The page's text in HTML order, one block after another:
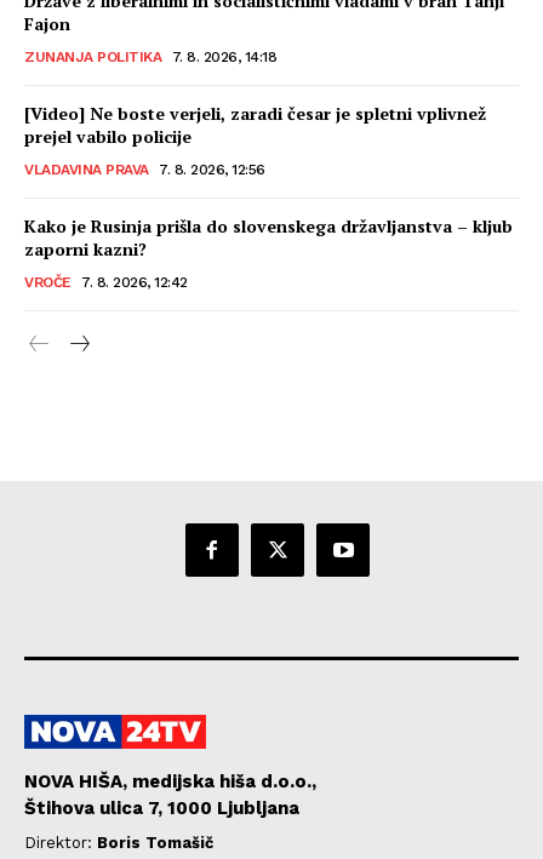
Fajon
ZUNANJA POLITIKA 7. 8. 2026, 14:18
[Video] Ne boste verjeli, zaradi česar je spletni vplivnež
prejel vabilo policije
VLADAVINA PRAVA 7. 8. 2026, 12:56
Kako je Rusinja prišla do slovenskega državljanstva – kljub
zaporni kazni?
VROČE 7. 8. 2026, 12:42
NOVA HIŠA, medijska hiša d.o.o.,
Štihova ulica 7, 1000 Ljubljana
Direktor: Boris Tomašič